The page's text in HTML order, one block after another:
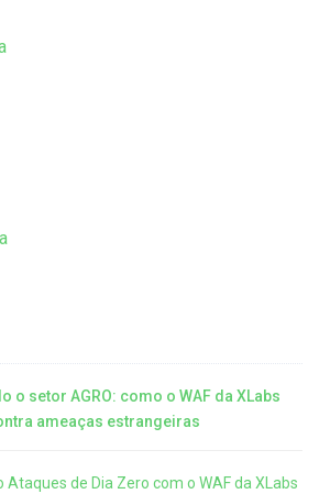
o setor AGRO: como o WAF da XLabs
ameaças estrangeiras
Ataques de Dia Zero com o WAF da XLabs